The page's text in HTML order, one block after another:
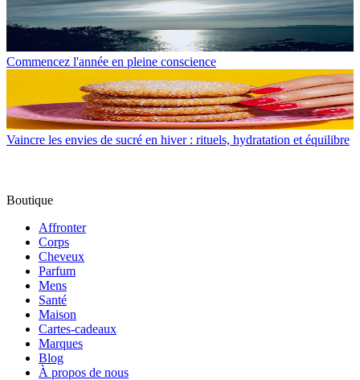
Commencez l'année en pleine conscience
Vaincre les envies de sucré en hiver : rituels, hydratation et équilibre
Boutique
Affronter
Corps
Cheveux
Parfum
Mens
Santé
Maison
Cartes-cadeaux
Marques
Blog
À propos de nous